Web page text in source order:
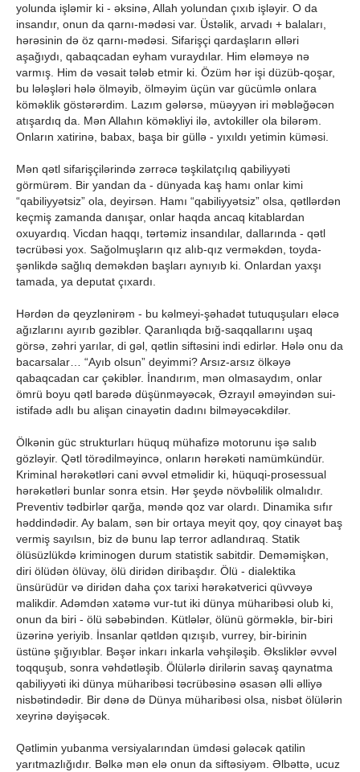
yolunda işləmir ki - əksinə, Allah yolundan çıxıb işləyir. O da
insandır, onun da qarnı-mədəsi var. Üstəlik, arvadı + balaları,
hərəsinin də öz qarnı-mədəsi. Sifarişçi qardaşların əlləri
aşağıydı, qabaqcadan eyham vuraydılar. Him eləməyə nə
varmış. Him də vəsait tələb etmir ki. Özüm hər işi düzüb-qoşar,
bu lələşləri hələ ölməyib, ölməyim üçün var gücümlə onlara
köməklik göstərərdim. Lazım gələrsə, müəyyən iri məbləğəcən
atışardıq da. Mən Allahın köməkliyi ilə, avtokiller ola bilərəm.
Onların xatirinə, babax, başa bir güllə - yıxıldı yetimin küməsi.
Mən qətl sifarişçilərində zərrəcə təşkilatçılıq qabiliyyəti
görmürəm. Bir yandan da - dünyada kaş hamı onlar kimi
“qabiliyyətsiz” ola, deyirsən. Hamı “qabiliyyətsiz” olsa, qətllərdən
keçmiş zamanda danışar, onlar haqda ancaq kitablardan
oxuyardıq. Vicdan haqqı, tərtəmiz insandılar, dallarında - qətl
təcrübəsi yox. Sağolmuşların qız alıb-qız verməkdən, toyda-
şənlikdə sağlıq deməkdən başları aynıyıb ki. Onlardan yaxşı
tamada, ya deputat çıxardı.
Hərdən də qeyzlənirəm - bu kəlmeyi-şəhadət tutuquşuları eləcə
ağızlarını ayırıb gəziblər. Qaranlıqda bığ-saqqallarını uşaq
görsə, zəhri yarılar, di gəl, qətlin siftəsini indi edirlər. Hələ onu da
bacarsalar… “Ayıb olsun” deyimmi? Arsız-arsız ölkəyə
qabaqcadan car çəkiblər. İnandırım, mən olmasaydım, onlar
ömrü boyu qətl barədə düşünməyəcək, Əzrayıl əməyindən sui-
istifadə adlı bu alişan cinayətin dadını bilməyəcəkdilər.
Ölkənin güc strukturları hüquq mühafizə motorunu işə salıb
gözləyir. Qətl törədilməyincə, onların hərəkəti namümkündür.
Kriminal hərəkətləri cani əvvəl etməlidir ki, hüquqi-prosessual
hərəkətləri bunlar sonra etsin. Hər şeydə növbəlilik olmalıdır.
Preventiv tədbirlər qarğa, məndə qoz var olardı. Dinamika sıfır
həddindədir. Ay balam, sən bir ortaya meyit qoy, qoy cinayət baş
vermiş sayılsın, biz də bunu lap terror adlandıraq. Statik
ölüsüzlükdə kriminogen durum statistik sabitdir. Deməmişkən,
diri ölüdən ölüvay, ölü diridən diribaşdır. Ölü - dialektika
ünsürüdür və diridən daha çox tarixi hərəkətverici qüvvəyə
malikdir. Adəmdən xatəmə vur-tut iki dünya müharibəsi olub ki,
onun da biri - ölü səbəbindən. Kütlələr, ölünü görməklə, bir-biri
üzərinə yeriyib. İnsanlar qətldən qızışıb, vurrey, bir-birinin
üstünə şığıyıblar. Bəşər inkarı inkarla vəhşiləşib. Əksliklər əvvəl
toqquşub, sonra vəhdətləşib. Ölülərlə dirilərin savaş qaynatma
qabiliyyəti iki dünya müharibəsi təcrübəsinə əsasən əlli əlliyə
nisbətindədir. Bir dənə də Dünya müharibəsi olsa, nisbət ölülərin
xeyrinə dəyişəcək.
Qətlimin yubanma versiyalarından ümdəsi gələcək qatilin
yarıtmazlığıdır. Bəlkə mən elə onun da siftəsiyəm. Əlbəttə, ucuz